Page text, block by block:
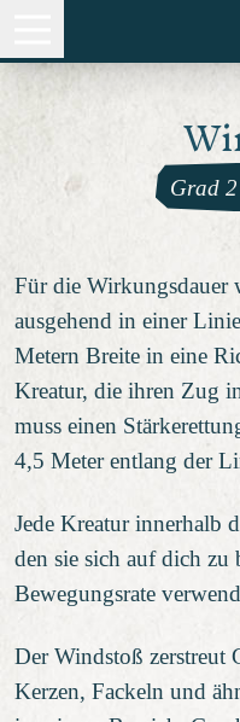
Grad
Für die Wirkungsdauer
ausgehend in einer
Metern Breite in eine
Kreatur, die ihren Zug
muss einen
4,5 Meter entlang der
Jede Kreatur innerhalb
den sie sich auf dich zu
Bewegungsrate
Der Windstoß zerstreut
Kerzen, Fackeln und